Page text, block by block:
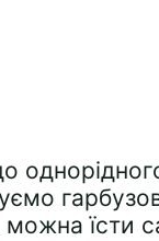
можна їсти